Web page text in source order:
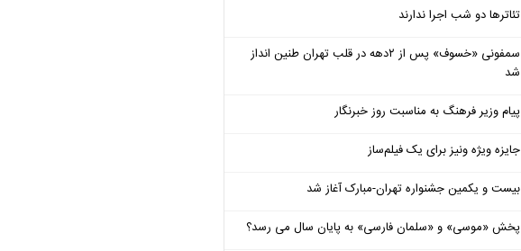
تئاترها دو شب اجرا ندارند
سمفونی «خسوف» پس از ۲دهه در قلب تهران طنین انداز
شد
پیام وزیر فرهنگ به مناسبت روز خبرنگار
جایزه ویژه ونیز برای یک فیلم‌ساز
بیست و یکمین جشنواره تهران-مبارک آغاز شد
پخش «موسی» و «سلمان فارسی» به پایان سال می رسد؟